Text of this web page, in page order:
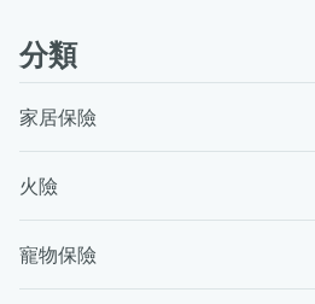
分類
家居保險
火險
寵物保險